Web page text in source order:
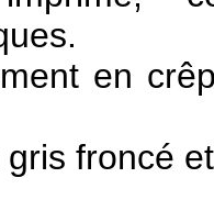
en
gris froncé